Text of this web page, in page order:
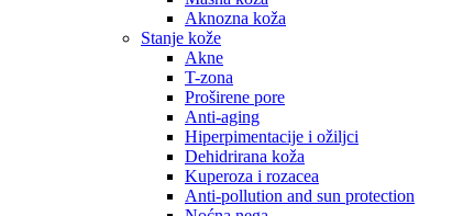
Aknozna koža
Stanje kože
Akne
T-zona
Proširene pore
Anti-aging
Hiperpimentacije i ožiljci
Dehidrirana koža
Kuperoza i rozacea
Anti-pollution and sun protection